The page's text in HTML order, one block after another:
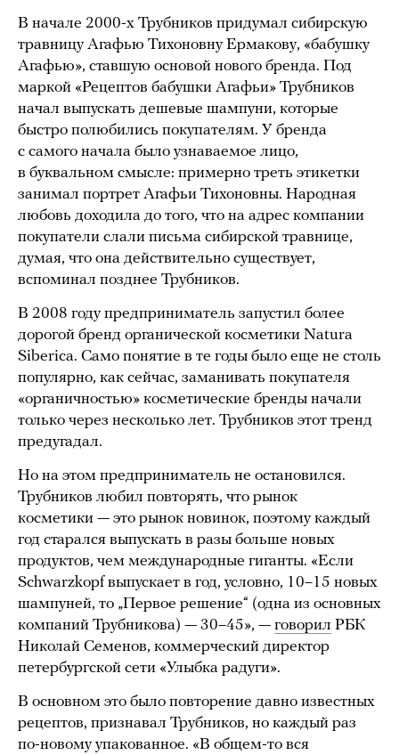
В начале 2000-х Трубников придумал сибирскую
травницу Агафью Тихоновну Ермакову, «бабушку
Агафью», ставшую основой нового бренда. Под
маркой «Рецептов бабушки Агафьи» Трубников
начал выпускать дешевые шампуни, которые
быстро полюбились покупателям. У бренда
с самого начала было узнаваемое лицо,
в буквальном смысле: примерно треть этикетки
занимал портрет Агафьи Тихоновны. Народная
любовь доходила до того, что на адрес компании
покупатели слали письма сибирской травнице,
думая, что она действительно существует,
вспоминал позднее Трубников.
В 2008 году предприниматель запустил более
дорогой бренд органической косметики Natura
Siberica. Само понятие в те годы было еще не столь
популярно, как сейчас, заманивать покупателя
«органичностью» косметические бренды начали
только через несколько лет. Трубников этот тренд
предугадал.
Но на этом предприниматель не остановился.
Трубников любил повторять, что рынок
косметики — это рынок новинок, поэтому каждый
год старался выпускать в разы больше новых
продуктов, чем международные гиганты. «Если
Sсhwarzkopf выпускает в год, условно, 10–15 новых
шампуней, то „Первое решение“ (одна из основных
компаний Трубникова) — 30–45», — говорил РБК
Николай Семенов, коммерческий директор
петербургской сети «Улыбка радуги».
В основном это было повторение давно известных
рецептов, признавал Трубников, но каждый раз
по-новому упакованное. «В общем-то вся